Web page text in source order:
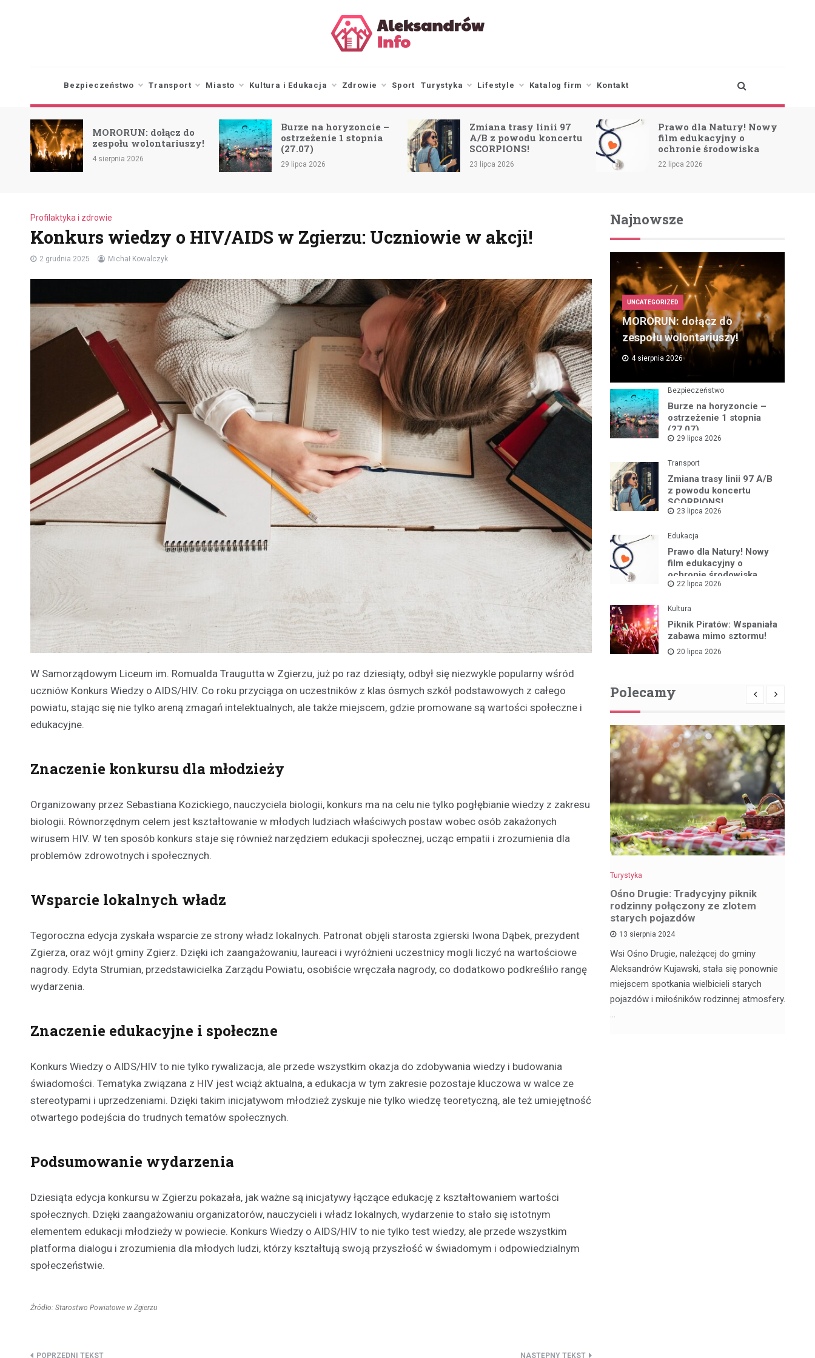
Bezpieczeństwo Transport Miasto Kultura i Edukacja Zdrowie Sport Turystyka Lifestyle Katalog firm Kontakt
dołącz do
wolontariuszy!
sierpnia 2026
Burze na horyzoncie –
ostrzeżenie 1 stopnia
(27.07)
29 lipca 2026
Zmiana trasy linii 97
A/B z powodu koncertu
SCORPIONS!
23 lipca 2026
Prawo dla Natury! Nowy
film edukacyjny o
ochronie środowiska
Piknik
sztormu!
Profilaktyka i zdrowie
Konkurs wiedzy o HIV/AIDS w Zgierzu: Uczniowie w akcji!
2 grudnia 2025 Michał Kowalczyk
W Samorządowym Liceum im. Romualda Traugutta w Zgierzu, już po raz dziesiąty, odbył się niezwykle popularny wśród
uczniów Konkurs Wiedzy o AIDS/HIV. Co roku przyciąga on uczestników z klas ósmych szkół podstawowych z całego
powiatu, stając się nie tylko areną zmagań intelektualnych, ale także miejscem, gdzie promowane są wartości społeczne i
edukacyjne.
Znaczenie konkursu dla młodzieży
Organizowany przez Sebastiana Kozickiego, nauczyciela biologii, konkurs ma na celu nie tylko pogłębianie wiedzy z zakresu
biologii. Równorzędnym celem jest kształtowanie w młodych ludziach właściwych postaw wobec osób zakażonych
wirusem HIV. W ten sposób konkurs staje się również narzędziem edukacji społecznej, ucząc empatii i zrozumienia dla
problemów zdrowotnych i społecznych.
Wsparcie lokalnych władz
Tegoroczna edycja zyskała wsparcie ze strony władz lokalnych. Patronat objęli starosta zgierski Iwona Dąbek, prezydent
Zgierza, oraz wójt gminy Zgierz. Dzięki ich zaangażowaniu, laureaci i wyróżnieni uczestnicy mogli liczyć na wartościowe
nagrody. Edyta Strumian, przedstawicielka Zarządu Powiatu, osobiście wręczała nagrody, co dodatkowo podkreśliło rangę
wydarzenia.
Znaczenie edukacyjne i społeczne
Konkurs Wiedzy o AIDS/HIV to nie tylko rywalizacja, ale przede wszystkim okazja do zdobywania wiedzy i budowania
świadomości. Tematyka związana z HIV jest wciąż aktualna, a edukacja w tym zakresie pozostaje kluczowa w walce ze
stereotypami i uprzedzeniami. Dzięki takim inicjatywom młodzież zyskuje nie tylko wiedzę teoretyczną, ale też umiejętność
otwartego podejścia do trudnych tematów społecznych.
Podsumowanie wydarzenia
Dziesiąta edycja konkursu w Zgierzu pokazała, jak ważne są inicjatywy łączące edukację z kształtowaniem wartości
społecznych. Dzięki zaangażowaniu organizatorów, nauczycieli i władz lokalnych, wydarzenie to stało się istotnym
elementem edukacji młodzieży w powiecie. Konkurs Wiedzy o AIDS/HIV to nie tylko test wiedzy, ale przede wszystkim
platforma dialogu i zrozumienia dla młodych ludzi, którzy kształtują swoją przyszłość w świadomym i odpowiedzialnym
społeczeństwie.
Źródło: Starostwo Powiatowe w Zgierzu
Najnowsze
UNCATEGORIZED
MORORUN: dołącz do
zespołu wolontariuszy!
4 sierpnia 2026
Bezpieczeństwo
Burze na horyzoncie –
ostrzeżenie 1 stopnia
(27.07)
29 lipca 2026
Transport
Zmiana trasy linii 97 A/B
z powodu koncertu
SCORPIONS!
23 lipca 2026
Edukacja
Prawo dla Natury! Nowy
film edukacyjny o
ochronie środowiska
22 lipca 2026
Kultura
Piknik Piratów: Wspaniała
zabawa mimo sztormu!
20 lipca 2026
Polecamy
21 lutego 2022
O takich miastach mówi się, że są satelickie
wobec swoich większych sąsiadów. Nie
Turystyka
Ośno Drugie: Tradycyjny piknik
rodzinny połączony ze zlotem
starych pojazdów
13 sierpnia 2024
Wsi Ośno Drugie, należącej do gminy
Aleksandrów Kujawski, stała się ponownie
miejscem spotkania wielbicieli starych
pojazdów i miłośników rodzinnej atmosfery.